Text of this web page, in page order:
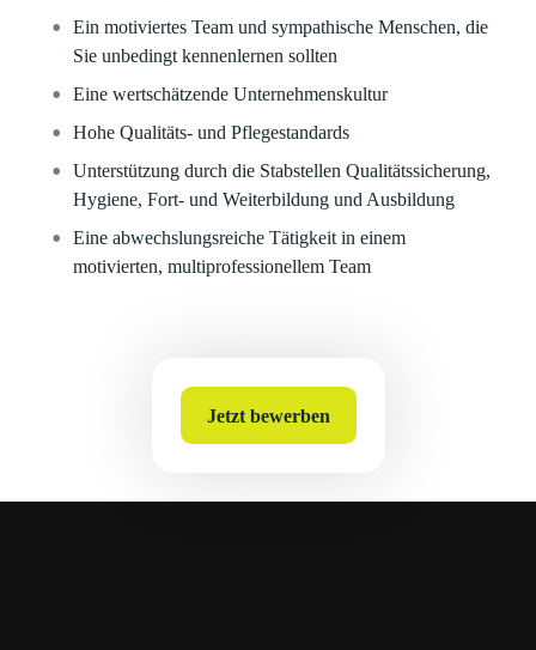
Ein motiviertes Team und sympathische Menschen, die
Sie unbedingt kennenlernen sollten
Eine wertschätzende Unternehmenskultur
Hohe Qualitäts- und Pflegestandards
Unterstützung durch die Stabstellen Qualitätssicherung,
Hygiene, Fort- und Weiterbildung und Ausbildung
Eine abwechslungsreiche Tätigkeit in einem
motivierten, multiprofessionellem Team
Jetzt bewerben